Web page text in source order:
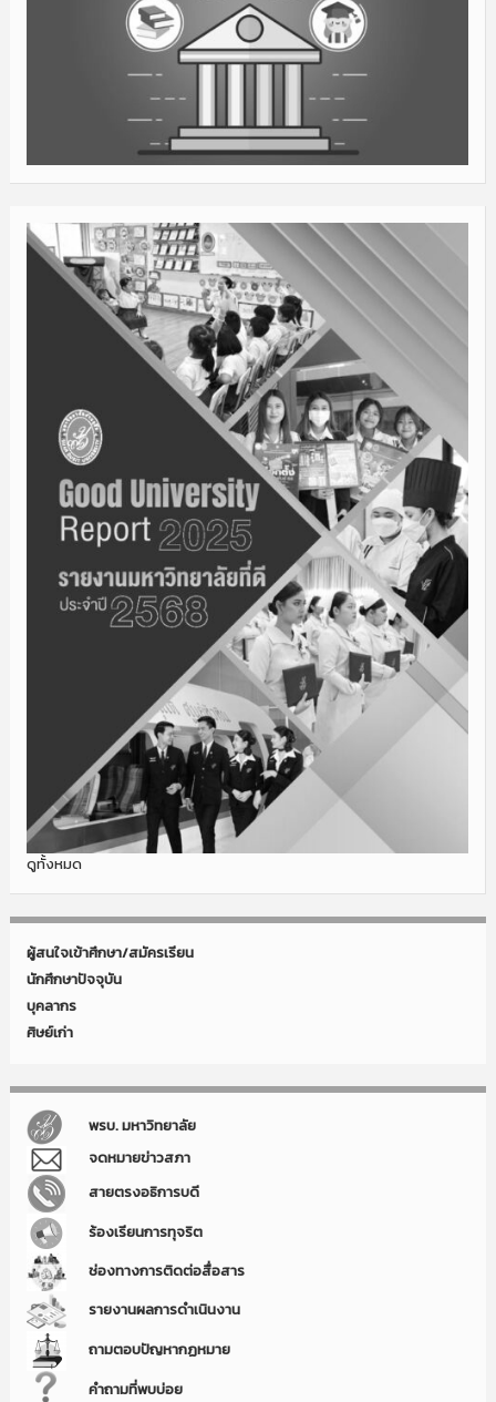
ดูทั้งหมด
ผู้สนใจเข้าศึกษา/สมัครเรียน
นักศึกษาปัจจุบัน
บุคลากร
ศิษย์เก่า
พรบ. มหาวิทยาลัย
จดหมายข่าวสภา
สายตรงอธิการบดี
ร้องเรียนการทุจริต
ช่องทางการติดต่อสื่อสาร
รายงานผลการดำเนินงาน
ถามตอบปัญหากฏหมาย
คำถามที่พบบ่อย